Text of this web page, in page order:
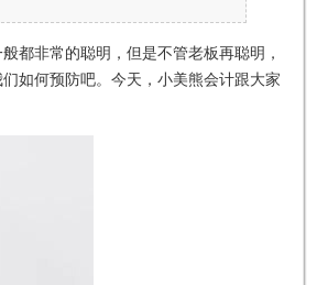
都非常的聪明，但是不管老板再聪明，
如何预防吧。今天，小美熊会计跟大家